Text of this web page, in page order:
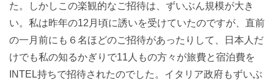
た。しかしこの楽観的なご招待は、ずいぶん規模が大き
い。私は昨年の12月頃に誘いを受けていたのですが、直前
の一月前にも６名ほどのご招待があったりして、日本人だ
けでも私の知るかぎりで11人もの方々が旅費と宿泊費を
INTEL持ちで招待されたのでした。イタリア政府もずいぶ